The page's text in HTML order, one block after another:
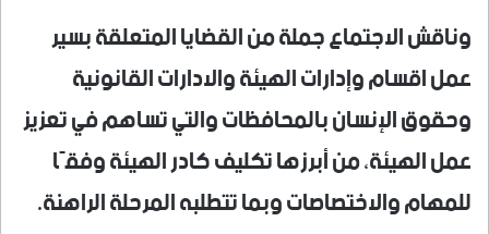
وناقش الاجتماع جملة من القضايا المتعلقة بسير
عمل اقسام وإدارات الهيئة والادارات القانونية
وحقوق الإنسان بالمحافظات والتي تساهم في تعزيز
عمل الهيئة، من أبرزها تكليف كادر الهيئة وفقًا
للمهام والاختصاصات وبما تتطلبه المرحلة الراهنة.